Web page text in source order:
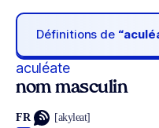
Définitions de
aculéate
nom masculin
FR [akyleat]